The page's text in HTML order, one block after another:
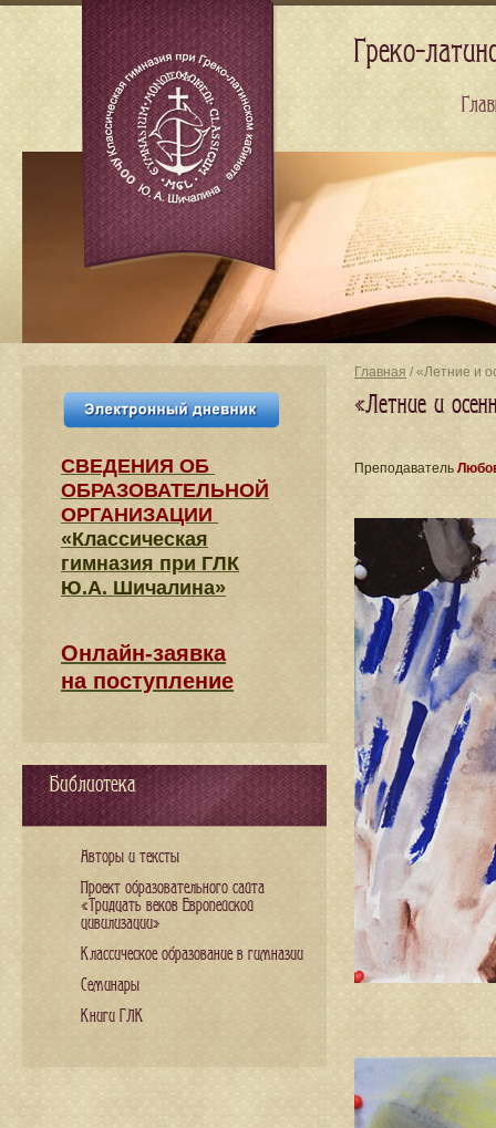
Главная / «Летние и
«Летние и
Преподаватель
СВЕДЕНИЯ​ ОБ
ОБРАЗОВАТЕЛЬНОЙ
ОРГАНИЗАЦИИ
«Классическая
гимназия при ГЛК
Ю.А. Шичалина»
Онлайн-заявка
на поступление
Библиотека
Авторы и тексты
Проект образовательного сайта
«Тридцать веков Европейской
цивилизации»
Классическое образование в гимназии
Семинары
Книги ГЛК
Греко-